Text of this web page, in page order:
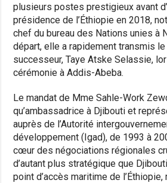
plusieurs postes prestigieux avant
présidence de l’Éthiopie en 2018,
chef du bureau des Nations unies à
départ, elle a rapidement transmis
successeur, Taye Atske Selassie,
cérémonie à Addis-Abeba.
Le mandat de Mme Sahle-Work
qu’ambassadrice à Djibouti et
auprès de l’Autorité
développement (Igad), de 1993 à
cœur des négociations régionales
d’autant plus stratégique que
point d’accès maritime de